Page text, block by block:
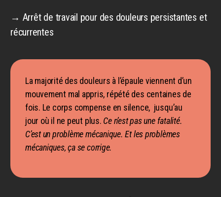
→ Arrêt de travail pour des douleurs persistantes et
récurrentes
La majorité des douleurs à l’épaule viennent d’un
mouvement mal appris, répété des centaines de
fois. Le corps compense en silence, jusqu’au
jour où il ne peut plus. Ce n’est pas une fatalité.
C’est un problème mécanique. Et les problèmes
mécaniques, ça se corrige.